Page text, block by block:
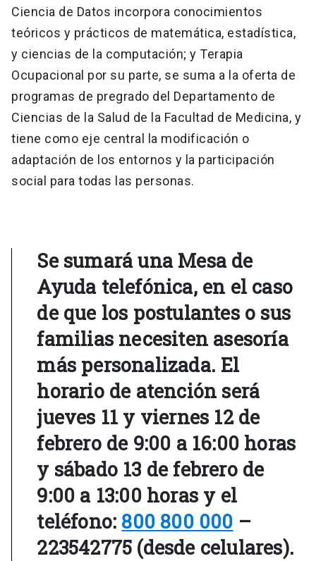
Ciencia de Datos incorpora conocimientos
teóricos y prácticos de matemática, estadística,
y ciencias de la computación; y Terapia
Ocupacional por su parte, se suma a la oferta de
programas de pregrado del Departamento de
Ciencias de la Salud de la Facultad de Medicina, y
tiene como eje central la modificación o
adaptación de los entornos y la participación
social para todas las personas.
Se sumará una Mesa de
Ayuda telefónica, en el caso
de que los postulantes o sus
familias necesiten asesoría
más personalizada. El
horario de atención será
jueves 11 y viernes 12 de
febrero de 9:00 a 16:00 horas
y sábado 13 de febrero de
9:00 a 13:00 horas y el
teléfono: 800 800 000 –
223542775 (desde celulares).